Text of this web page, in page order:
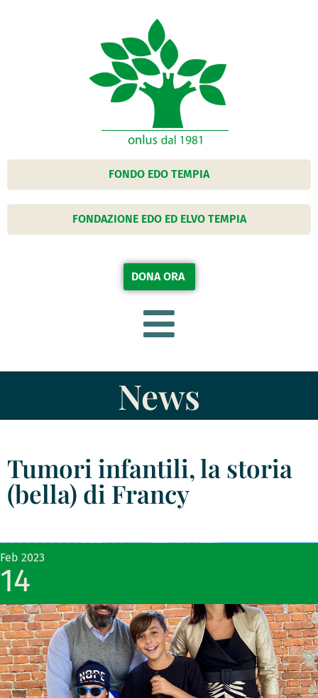
FONDO EDO TEMPIA
FONDAZIONE EDO ED ELVO TEMPIA
DONA ORA
News
Tumori infantili, la storia
(bella) di Francy
Feb 2023
14